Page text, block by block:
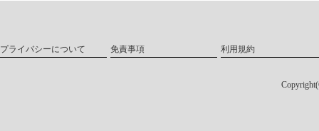
プライバシーについて 免責事項 利用規約